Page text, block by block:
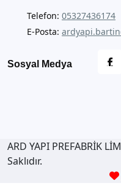
Telefon: 05327436174
E-Posta:
Sosyal Medya
ARD YAPI PREFABRİK
Saklıdır.